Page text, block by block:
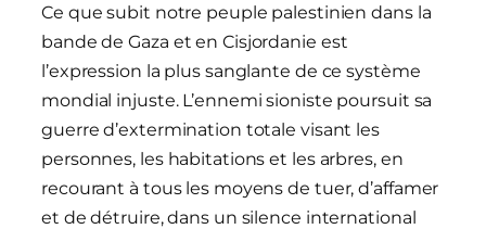
Ce que subit notre peuple palestinien dans la
bande de Gaza et en Cisjordanie est
l’expression la plus sanglante de ce système
mondial injuste. L’ennemi sioniste poursuit sa
guerre d’extermination totale visant les
personnes, les habitations et les arbres, en
recourant à tous les moyens de tuer, d’affamer
et de détruire, dans un silence international